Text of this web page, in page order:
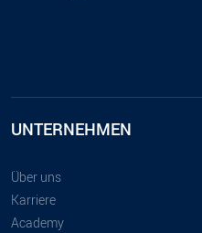
UNTERNEHMEN
Über uns
Karriere
Academy